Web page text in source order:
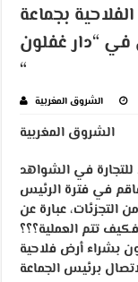
بجماعة
“دار غفلون
“
الشروق المغربية
الشروق المغربية
في الشواهد
في فترة الرئيس
التجزئات، عبارة عن
تتم العملية؟؟؟
بشراء أرض فلاحية
برئيس الجماعة